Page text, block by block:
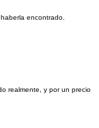
encontrado.
realmente, y por un precio